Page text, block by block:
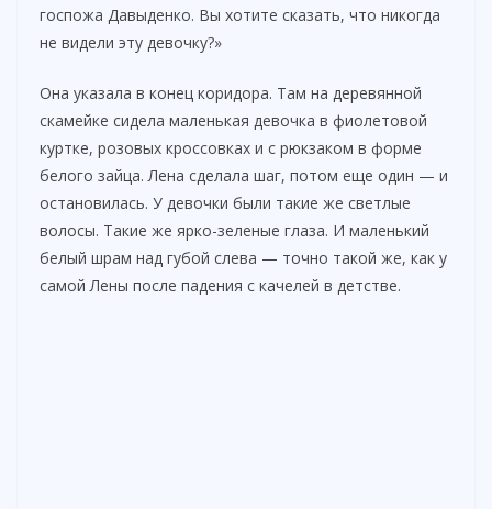
госпожа Давыденко. Вы хотите сказать, что никогда
не видели эту девочку?»
Она указала в конец коридора. Там на деревянной
скамейке сидела маленькая девочка в фиолетовой
куртке, розовых кроссовках и с рюкзаком в форме
белого зайца. Лена сделала шаг, потом еще один — и
остановилась. У девочки были такие же светлые
волосы. Такие же ярко-зеленые глаза. И маленький
белый шрам над губой слева — точно такой же, как у
самой Лены после падения с качелей в детстве.